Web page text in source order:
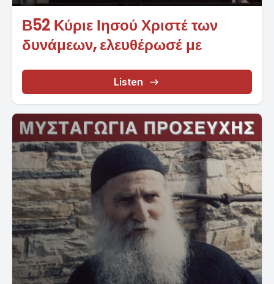
Β52 Κύριε Ιησού Χριστέ των
δυνάμεων, ελευθέρωσέ με
Listen